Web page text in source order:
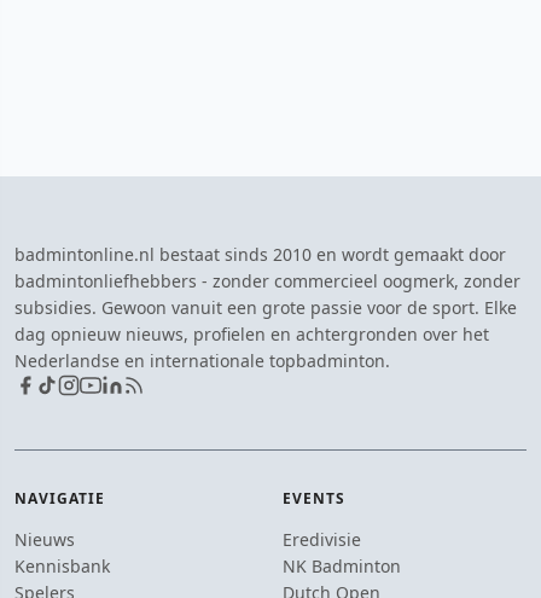
badmintonline.nl bestaat sinds 2010 en wordt gemaakt door
badmintonliefhebbers - zonder commercieel oogmerk, zonder
subsidies. Gewoon vanuit een grote passie voor de sport. Elke
dag opnieuw nieuws, profielen en achtergronden over het
Nederlandse en internationale topbadminton.
NAVIGATIE
Nieuws
Kennisbank
Spelers
EVENTS
Eredivisie
NK Badminton
Dutch Open